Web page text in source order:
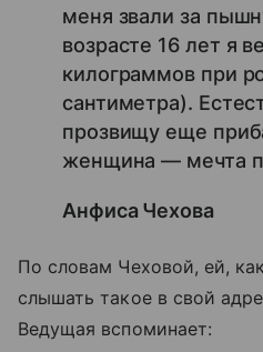
меня звали за
возрасте 16 лет я
килограммов при
сантиметра).
прозвищу еще
женщина — мечта
Анфиса Чехова
По словам Чеховой, ей,
слышать такое в свой
Ведущая вспоминает: